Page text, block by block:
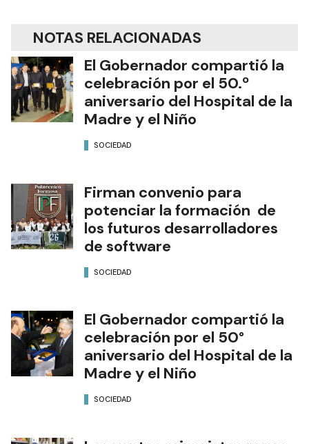
NOTAS RELACIONADAS
El Gobernador compartió la
celebración por el 50.º
aniversario del Hospital de la
Madre y el Niño
SOCIEDAD
Firman convenio para
potenciar la formación de
los futuros desarrolladores
de software
SOCIEDAD
El Gobernador compartió la
celebración por el 50°
aniversario del Hospital de la
Madre y el Niño
SOCIEDAD